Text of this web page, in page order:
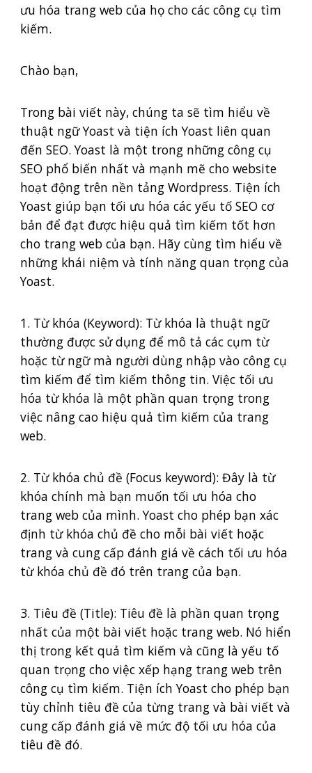
ưu hóa trang web của họ cho các công cụ tìm
kiếm.
Chào bạn,
Trong bài viết này, chúng ta sẽ tìm hiểu về
thuật ngữ Yoast và tiện ích Yoast liên quan
đến SEO. Yoast là một trong những công cụ
SEO phổ biến nhất và mạnh mẽ cho website
hoạt động trên nền tảng Wordpress. Tiện ích
Yoast giúp bạn tối ưu hóa các yếu tố SEO cơ
bản để đạt được hiệu quả tìm kiếm tốt hơn
cho trang web của bạn. Hãy cùng tìm hiểu về
những khái niệm và tính năng quan trọng của
Yoast.
1. Từ khóa (Keyword): Từ khóa là thuật ngữ
thường được sử dụng để mô tả các cụm từ
hoặc từ ngữ mà người dùng nhập vào công cụ
tìm kiếm để tìm kiếm thông tin. Việc tối ưu
hóa từ khóa là một phần quan trọng trong
việc nâng cao hiệu quả tìm kiếm của trang
web.
2. Từ khóa chủ đề (Focus keyword): Đây là từ
khóa chính mà bạn muốn tối ưu hóa cho
trang web của mình. Yoast cho phép bạn xác
định từ khóa chủ đề cho mỗi bài viết hoặc
trang và cung cấp đánh giá về cách tối ưu hóa
từ khóa chủ đề đó trên trang của bạn.
3. Tiêu đề (Title): Tiêu đề là phần quan trọng
nhất của một bài viết hoặc trang web. Nó hiển
thị trong kết quả tìm kiếm và cũng là yếu tố
quan trọng cho việc xếp hạng trang web trên
công cụ tìm kiếm. Tiện ích Yoast cho phép bạn
tùy chỉnh tiêu đề của từng trang và bài viết và
cung cấp đánh giá về mức độ tối ưu hóa của
tiêu đề đó.